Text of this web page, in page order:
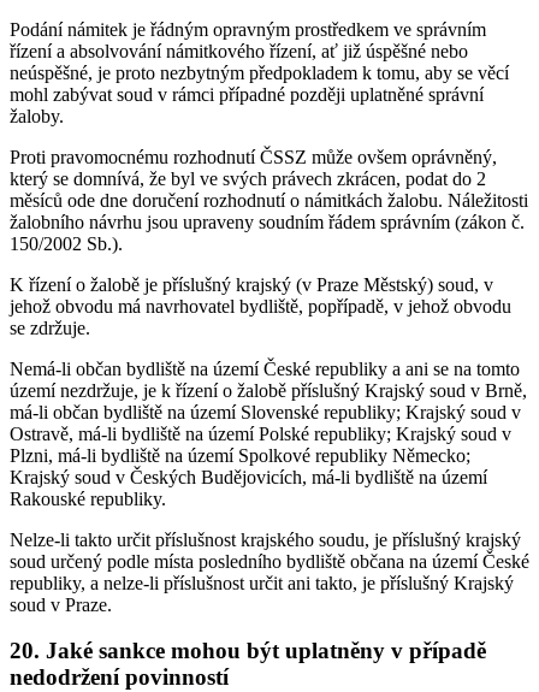
Podání námitek je řádným opravným prostředkem ve správním
řízení a absolvování námitkového řízení, ať již úspěšné nebo
neúspěšné, je proto nezbytným předpokladem k tomu, aby se věcí
mohl zabývat soud v rámci případné později uplatněné správní
žaloby.
Proti pravomocnému rozhodnutí ČSSZ může ovšem oprávněný,
který se domnívá, že byl ve svých právech zkrácen, podat do 2
měsíců ode dne doručení rozhodnutí o námitkách žalobu. Náležitosti
žalobního návrhu jsou upraveny soudním řádem správním (zákon č.
150/2002 Sb.).
K řízení o žalobě je příslušný krajský (v Praze Městský) soud, v
jehož obvodu má navrhovatel bydliště, popřípadě, v jehož obvodu
se zdržuje.
Nemá-li občan bydliště na území České republiky a ani se na tomto
území nezdržuje, je k řízení o žalobě příslušný Krajský soud v Brně,
má-li občan bydliště na území Slovenské republiky; Krajský soud v
Ostravě, má-li bydliště na území Polské republiky; Krajský soud v
Plzni, má-li bydliště na území Spolkové republiky Německo;
Krajský soud v Českých Budějovicích, má-li bydliště na území
Rakouské republiky.
Nelze-li takto určit příslušnost krajského soudu, je příslušný krajský
soud určený podle místa posledního bydliště občana na území České
republiky, a nelze-li příslušnost určit ani takto, je příslušný Krajský
soud v Praze.
20. Jaké sankce mohou být uplatněny v případě
nedodržení povinností